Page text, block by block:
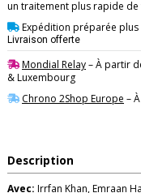
un traitement plus rapide
Expédition préparée
Livraison offerte
Mondial Relay– À partir
& Luxembourg
Chrono 2Shop Europe –
Description
Avec: Irrfan Khan, Emraan